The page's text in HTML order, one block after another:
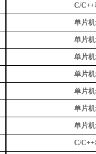
C/
单片
单片
单片
单片
单片
单片
单片
C/